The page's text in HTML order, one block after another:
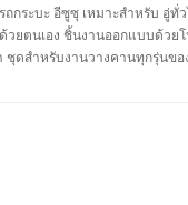
กระบะ อีซูซุ เหมาะสำหรับ อู่ทั่
วยตนเอง ชิ้นงานออกแบบด้ว
ดสำหรับงานวางคานทุกรุ่นขอ